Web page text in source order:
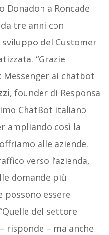
Donadon a Roncade
tre anni con
del Customer
“Grazie
Messenger ai chatbot
, founder di Responsa
ChatBot italiano
ampliando così la
alle aziende.
verso l’azienda,
domande più
possono essere
del settore
risponde – ma anche